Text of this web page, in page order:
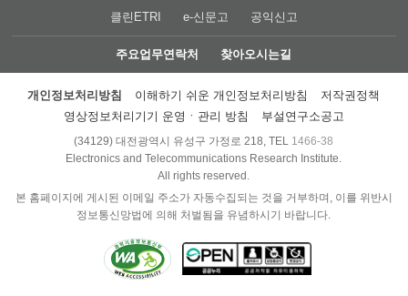
클린ETRI e-신문고 공익신고
주요업무연락처 찾아오시는길
개인정보처리방침 이해하기 쉬운 개인정보처리방침
저작권정책
영상정보처리기기 운영ㆍ관리 방침
부설연구소공고
(34129) 대전광역시 유성구 가정로 218, TEL 1466-38
Electronics and Telecommunications Research Institute.
All rights reserved.
본 홈페이지에 게시된 이메일 주소가 자동수집되는 것을 거부하며, 이를 위반시
정보통신망법에 의해 처벌됨을 유념하시기 바랍니다.